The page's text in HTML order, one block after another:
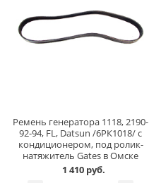
Ремень генератора 1118, 2190-
92-94, FL, Datsun /6РК1018/ с
кондиционером, под ролик-
натяжитель Gates в Омске
1 410 руб.